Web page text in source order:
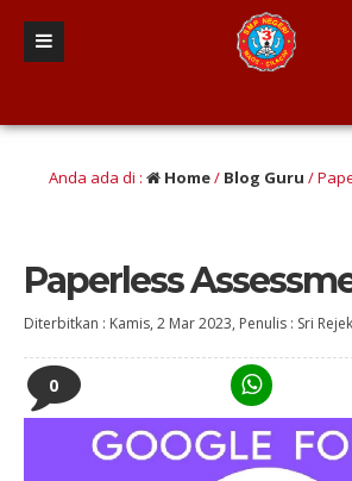
Anda ada di : Home/ Blog Guru /
Paperless
Diterbitkan : Kamis, 2 Mar 2023, Penulis : Sri
0